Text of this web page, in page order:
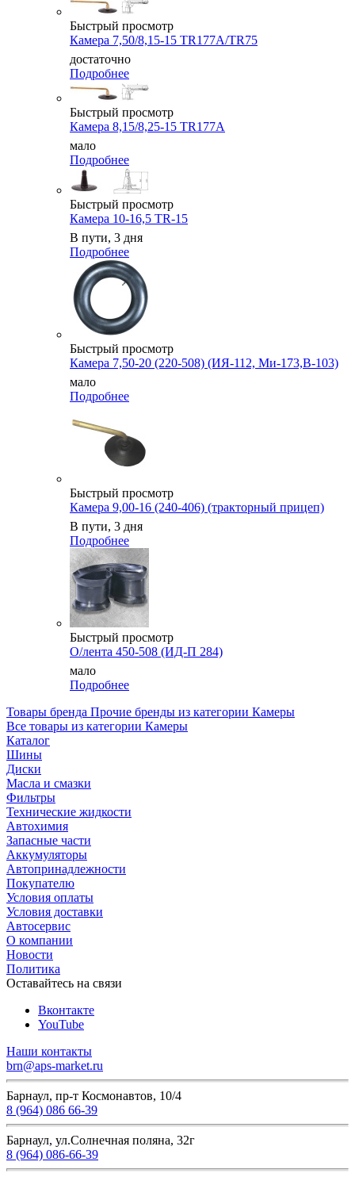
Быстрый просмотр
Камера 7,50/8,15-15 TR177A/TR75
достаточно
Подробнее
Быстрый просмотр
Камера 8,15/8,25-15 TR177A
мало
Подробнее
Быстрый просмотр
Камера 10-16,5 TR-15
В пути, 3 дня
Подробнее
Быстрый просмотр
Камера 7,50-20 (220-508) (ИЯ-112, Ми-173,В-103)
мало
Подробнее
Быстрый просмотр
Камера 9,00-16 (240-406) (тракторный прицеп)
В пути, 3 дня
Подробнее
Быстрый просмотр
О/лента 450-508 (ИД-П 284)
мало
Подробнее
Товары бренда Прочие бренды из категории Камеры
Все товары из категории Камеры
Каталог
Шины
Диски
Масла и смазки
Фильтры
Технические жидкости
Автохимия
Запасные части
Аккумуляторы
Автопринадлежности
Покупателю
Условия оплаты
Условия доставки
Автосервис
О компании
Новости
Политика
Оставайтесь на связи
Вконтакте
YouTube
Наши контакты
brn@aps-market.ru
Барнаул, пр-т Космонавтов, 10/4
8 (964) 086 66-39
Барнаул, ул.Солнечная поляна, 32г
8 (964) 086-66-39